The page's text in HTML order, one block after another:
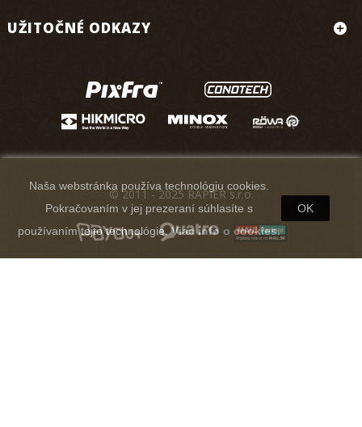
UŽITOČNÉ ODKAZY
Naša webstránka používa technológiu cookies.
Pokračovaním v jej prezeraní súhlasíte s
používaním tejto technológie.Viac info o cookies.
OK
© 2011 - 2025 RAPIER s.r.o.